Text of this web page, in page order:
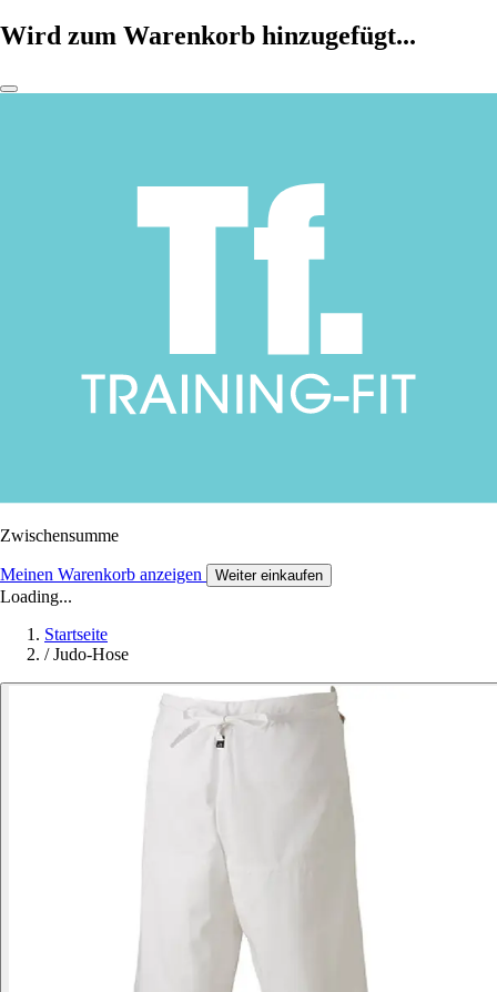
Wird zum Warenkorb hinzugefügt...
Zwischensumme
Meinen Warenkorb anzeigen Weiter einkaufen
Loading...
Startseite
/ Judo-Hose